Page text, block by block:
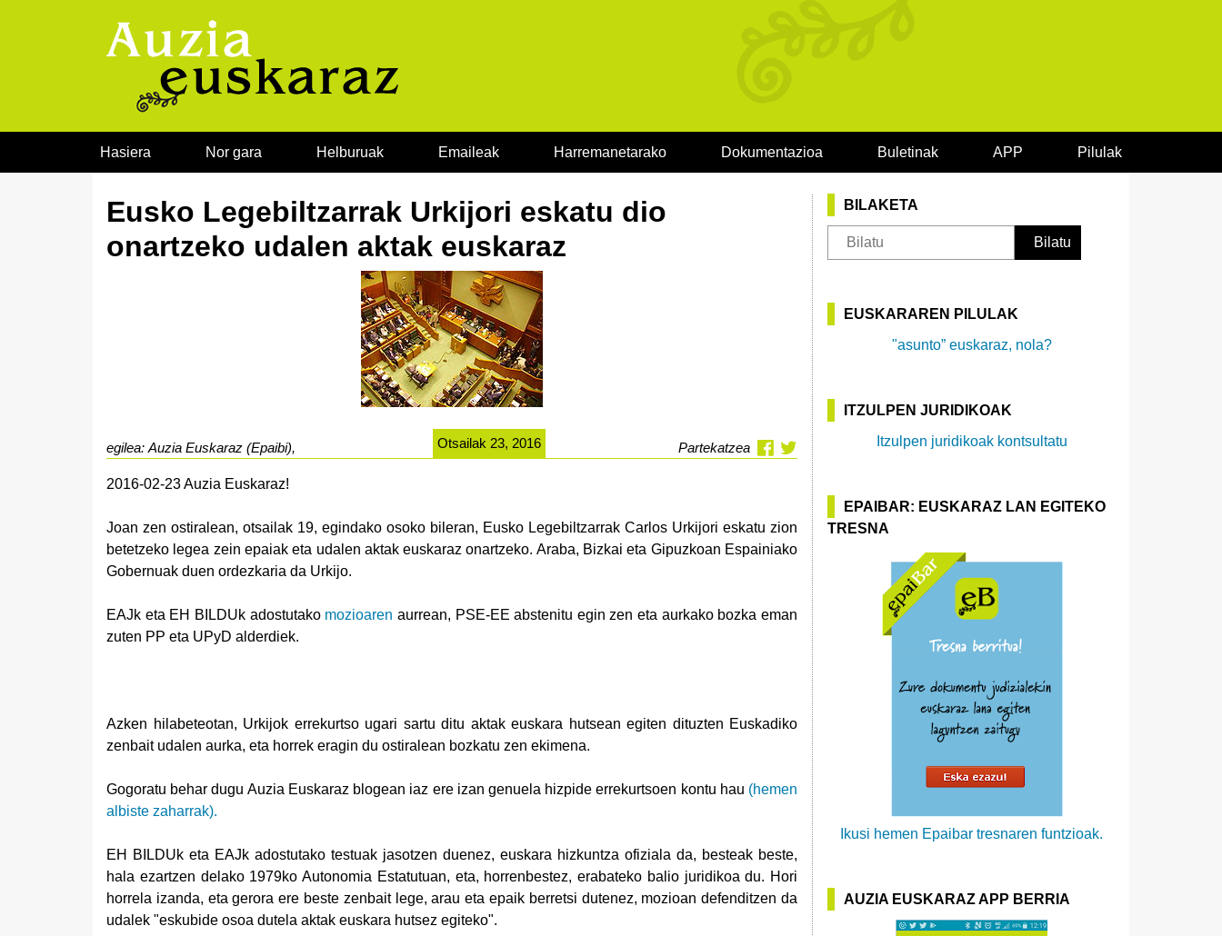
Hasiera Nor gara Helburuak Emaileak Harremanetarako Dokumentazioa Buletinak APP Pilulak
Eusko Legebiltzarrak Urkijori eskatu dio
onartzeko udalen aktak euskaraz
egilea: Auzia Euskaraz (Epaibi), Otsailak 23, 2016 Partekatzea
2016-02-23 Auzia Euskaraz!
Joan zen ostiralean, otsailak 19, egindako osoko bileran, Eusko Legebiltzarrak Carlos Urkijori eskatu zion
betetzeko legea zein epaiak eta udalen aktak euskaraz onartzeko. Araba, Bizkai eta Gipuzkoan Espainiako
Gobernuak duen ordezkaria da Urkijo.
EAJk eta EH BILDUk adostutako mozioaren aurrean, PSE-EE abstenitu egin zen eta aurkako bozka eman
zuten PP eta UPyD alderdiek.
Azken hilabeteotan, Urkijok errekurtso ugari sartu ditu aktak euskara hutsean egiten dituzten Euskadiko
zenbait udalen aurka, eta horrek eragin du ostiralean bozkatu zen ekimena.
Gogoratu behar dugu Auzia Euskaraz blogean iaz ere izan genuela hizpide errekurtsoen kontu hau (hemen
albiste zaharrak).
EH BILDUk eta EAJk adostutako testuak jasotzen duenez, euskara hizkuntza ofiziala da, besteak beste,
hala ezartzen delako 1979ko Autonomia Estatutuan, eta, horrenbestez, erabateko balio juridikoa du. Hori
horrela izanda, eta gerora ere beste zenbait lege, arau eta epaik berretsi dutenez, mozioan defenditzen da
udalek "eskubide osoa dutela aktak euskara hutsez egiteko".
BILAKETA
EUSKARAREN PILULAK
"asunto” euskaraz, nola?
ITZULPEN JURIDIKOAK
Itzulpen juridikoak kontsultatu
EPAIBAR: EUSKARAZ LAN EGITEKO
TRESNA
Ikusi hemen Epaibar tresnaren funtzioak.
AUZIA EUSKARAZ APP BERRIA